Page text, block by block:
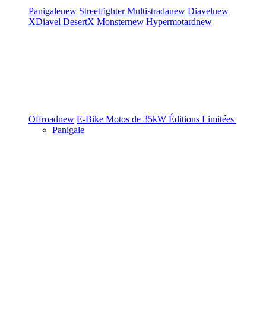
Panigalenew StreetfighterMultistradanew Diavelnew
XDiavel DesertX Monsternew Hypermotardnew
Offroadnew E-Bike Motos de 35kW Éditions Limitées
Panigale